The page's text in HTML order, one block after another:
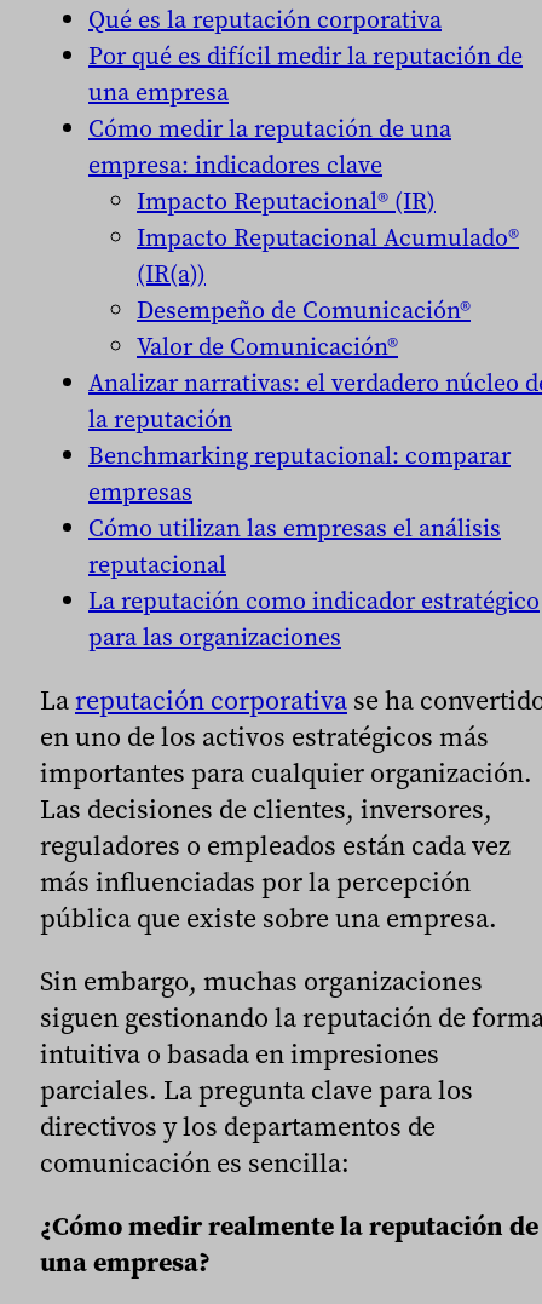
Qué es la reputación corporativa
Por qué es difícil medir la reputación de
una empresa
Cómo medir la reputación de una
empresa: indicadores clave
Impacto Reputacional® (IR)
Impacto Reputacional Acumulado®
(IR(a))
Desempeño de Comunicación®
Valor de Comunicación®
Analizar narrativas: el verdadero núcleo
la reputación
Benchmarking reputacional: comparar
empresas
Cómo utilizan las empresas el análisis
reputacional
La reputación como indicador estratégico
para las organizaciones
Lareputación corporativa se ha
en uno de los activos estratégicos más
importantes para cualquier organización.
Las decisiones de clientes, inversores,
reguladores o empleados están cada vez
más influenciadas por la percepción
pública que existe sobre una empresa.
Sin embargo, muchas organizaciones
siguen gestionando la reputación de
intuitiva o basada en impresiones
parciales. La pregunta clave para los
directivos y los departamentos de
comunicación es sencilla:
¿Cómo medir realmente la reputación de
una empresa?